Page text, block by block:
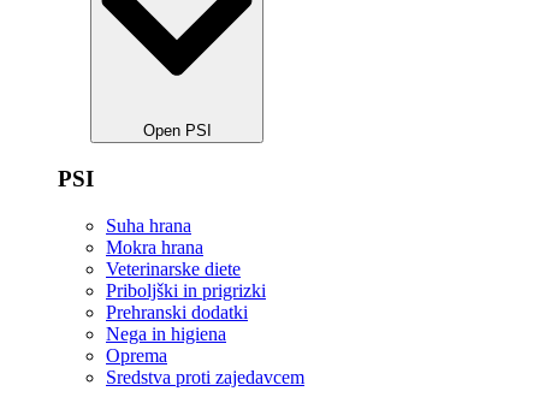
Open PSI
PSI
Suha hrana
Mokra hrana
Veterinarske diete
Priboljški in prigrizki
Prehranski dodatki
Nega in higiena
Oprema
Sredstva proti zajedavcem